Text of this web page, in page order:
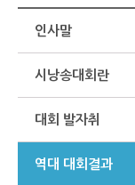
인사말
시낭송대회란
대회 발자취
역대 대회결과